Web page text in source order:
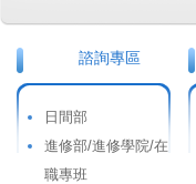
諮詢專區
日間部
進修部/進修學院/在
職專班